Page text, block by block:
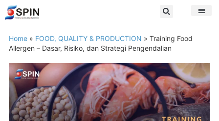
Home » FOOD, QUALITY & PRODUCTION » Training Food
Allergen – Dasar, Risiko, dan Strategi Pengendalian